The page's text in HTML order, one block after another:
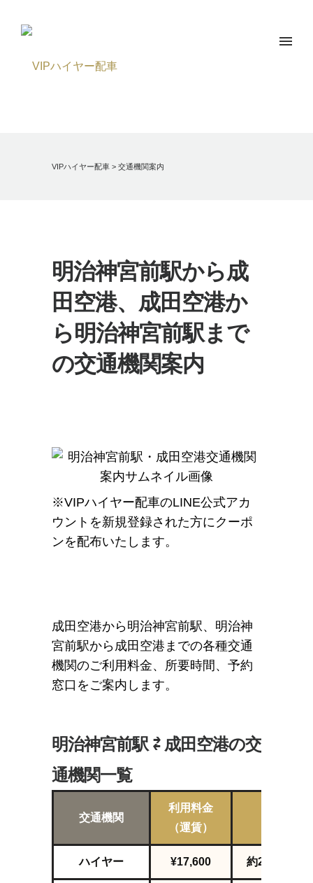
VIPハイヤー配車 > 交通機関案内
明治神宮前駅から成
田空港、成田空港か
ら明治神宮前駅まで
の交通機関案内
※VIPハイヤー配車のLINE公式アカ
ウントを新規登録された方にクーポ
ンを配布いたします。
成田空港から明治神宮前駅、明治神
宮前駅から成田空港までの各種交通
機関のご利用料金、所要時間、予約
窓口をご案内します。
明治神宮前駅 ⇄ 成田空港の交
通機関一覧
交通機関
利用料金
（運賃）
ハイヤー ¥17,600 約2